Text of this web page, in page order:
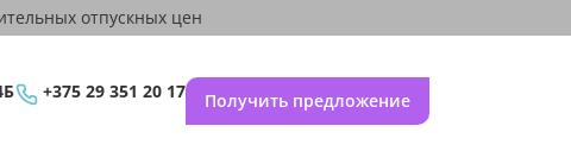
отпускных цен
+375 29 351 20 17 Получить предложение